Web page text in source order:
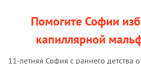
Помогите Софии
капиллярной
11-летняя София с раннего детства